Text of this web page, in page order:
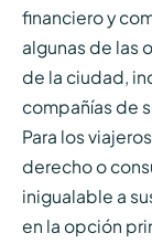
financiero y
algunas de las
de la ciudad,
compañías de
Para los
derecho o
inigualable a
en la opción